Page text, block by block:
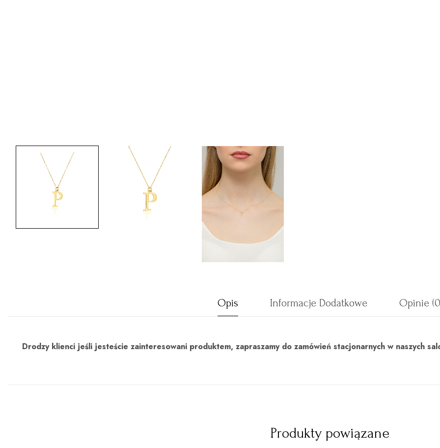
Opis Informacje Dodatkowe Opinie
Drodzy klienci jeśli jesteście zainteresowani produktem, zapraszamy do zamówień stacjonarnych w naszych
Produkty powiązane